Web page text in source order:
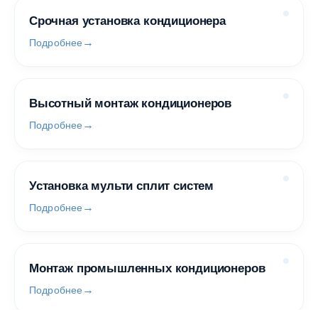
Срочная установка кондиционера
Подробнее
Высотный монтаж кондиционеров
Подробнее
Установка мульти сплит систем
Подробнее
Монтаж промышленных кондиционеров
Подробнее